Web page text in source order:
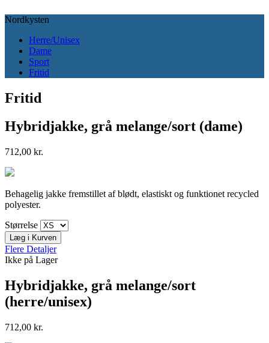
Nordkysten
Herre/Unisex
Dame
Sport
Fritid
Fritid
Hybridjakke, grå melange/sort (dame)
712,00 kr.
Behagelig jakke fremstillet af blødt, elastiskt og funktionet recycled
polyester.
Størrelse
Læg i Kurven
Flere Detaljer
Ikke på Lager
Hybridjakke, grå melange/sort
(herre/unisex)
712,00 kr.